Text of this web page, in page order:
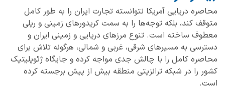
محاصره دریایی آمریکا نتوانسته تجارت ایران را به طور کامل
متوقف کند، بلکه توجه‌ها را به سمت کریدورهای زمینی و ریلی
معطوف ساخته است. تنوع مرزهای دریایی و زمینی ایران و
دسترسی به مسیرهای شرقی، غربی و شمالی، هرگونه تلاش برای
محاصره کامل را با چالش جدی مواجه کرده و جایگاه ژئوپلیتیک
کشور را در شبکه ترانزیتی منطقه بیش از پیش برجسته کرده
است.